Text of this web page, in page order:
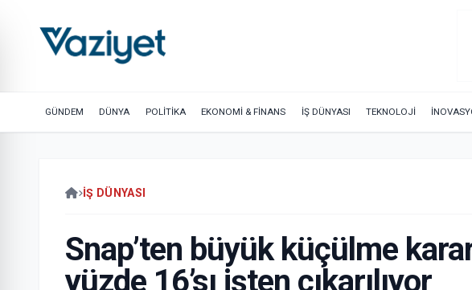
GÜNDEM DÜNYA POLİTİKA EKONOMİ & FİNANS İŞ DÜNYASI TEKNOLOJİ
İŞ DÜNYASI
Snap’ten büyük küçülme
yüzde 16’sı işten çıkarılıyor